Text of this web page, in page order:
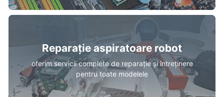
Reparație aspiratoare robot
oferim servicii complete de reparație și întreținere
pentru toate modelele